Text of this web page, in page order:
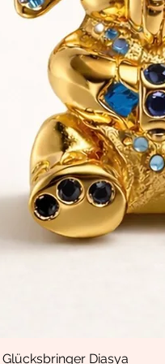
Vista rápida
Diasya